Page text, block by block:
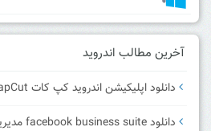
آخرین مطالب اندروید
دانلود اپلیکیشن اندروید کپ کات CapCut
دانلود facebook business suite مدیریت پیج اینستاگرام